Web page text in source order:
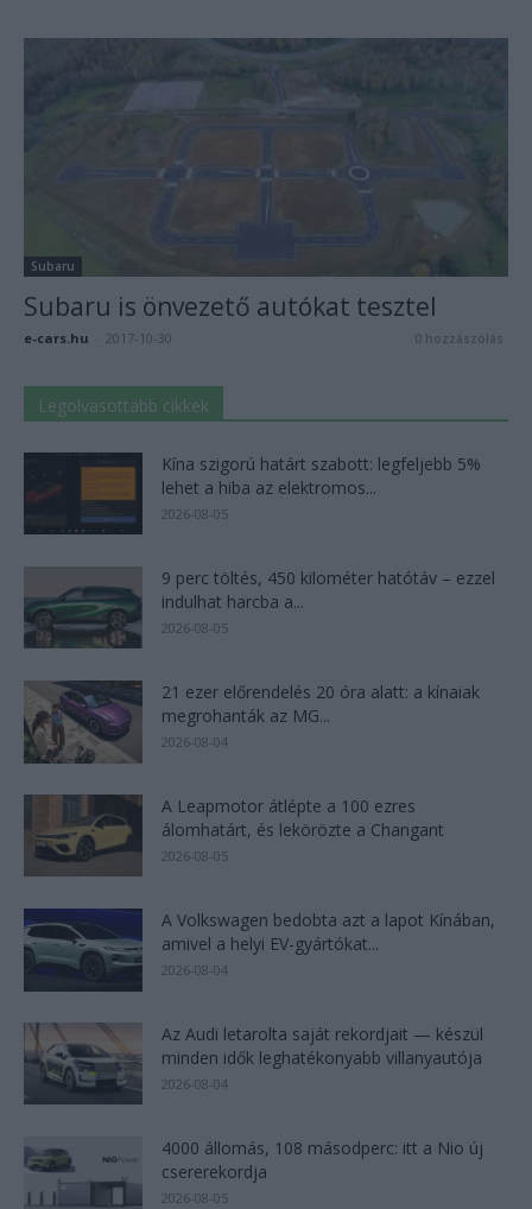
Subaru
Subaru is önvezető autókat tesztel
e-cars.hu 2017-10-30 0 hozzászólás
Legolvasottabb cikkek
Kína szigorú határt szabott: legfeljebb 5%
lehet a hiba az elektromos...
2026-08-05
9 perc töltés, 450 kilométer hatótáv – ezzel
indulhat harcba a...
2026-08-05
21 ezer előrendelés 20 óra alatt: a kínaiak
megrohanták az MG...
2026-08-04
A Leapmotor átlépte a 100 ezres
álomhatárt, és lekörözte a Changant
2026-08-05
A Volkswagen bedobta azt a lapot Kínában,
amivel a helyi EV-gyártókat...
2026-08-04
Az Audi letarolta saját rekordjait — készül
minden idők leghatékonyabb villanyautója
2026-08-04
4000 állomás, 108 másodperc: itt a Nio új
csererekordja
2026-08-05